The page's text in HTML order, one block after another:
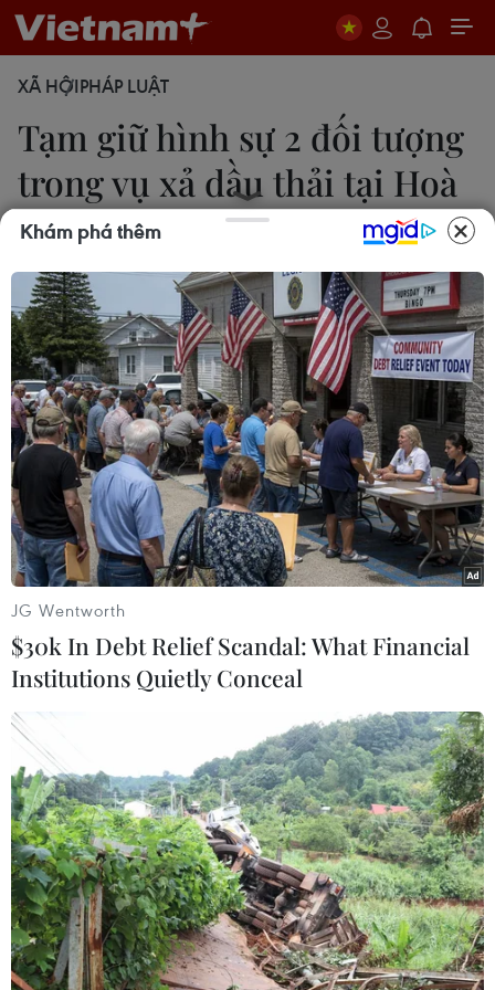
XÃ HỘIPHÁP LUẬT
Tạm giữ hình sự 2 đối tượng
trong vụ xả dầu thải tại Hoà
Bình
Sơn Bách - Minh Sơn
18/10/2019 10:28
Cơ quan Cảnh sát điều tra Công an tỉnh Hoà Bình
đã tạm giữ hình sự 2 đối tượng có liên quan đến vụ
xả dầu thải tại đầu nguồn nước sạch sông Đà.
Ảnh minh họa. (Nguồn: Minh Sơn/Vietnam+)
Liên quan đến vụ xả dầu thải tại đầu nguồn
nước sạch sông Đà (Kỳ Sơn, Hoà Bình), Cơ quan
Cảnh sát điều tra Công an tỉnh Hoà Bình đã tạm
giữ hình sự 2 đối tượng tình nghi.
Xác nhận với phóng viên, Thiếu tá Nguyễn Hữu
Đức - Phó Giám đốc Công an tỉnh Hòa Bình cho
Khám phá thêm
JG Wentworth
$30k In Debt Relief Scandal: What Financial
Institutions Quietly Conceal